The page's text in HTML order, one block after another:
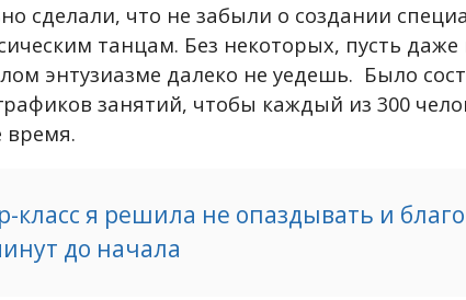
сделали, что не забыли о создании
танцам. Без некоторых, пусть даже
энтузиазме далеко не уедешь. Было
занятий, чтобы каждый из 300
время.
класс я решила не опаздывать и
до начала